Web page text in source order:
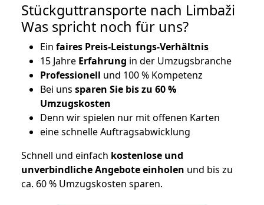
Stückguttransporte nach Limbaži
Was spricht noch für uns?
Ein faires Preis-Leistungs-Verhältnis
15 Jahre Erfahrung in der Umzugsbranche
Professionell und 100 % Kompetenz
Bei uns sparen Sie bis zu 60 %
Umzugskosten
Denn wir spielen nur mit offenen Karten
eine schnelle Auftragsabwicklung
Schnell und einfach kostenlose und
unverbindliche Angebote einholen und bis zu
ca. 60 % Umzugskosten sparen.